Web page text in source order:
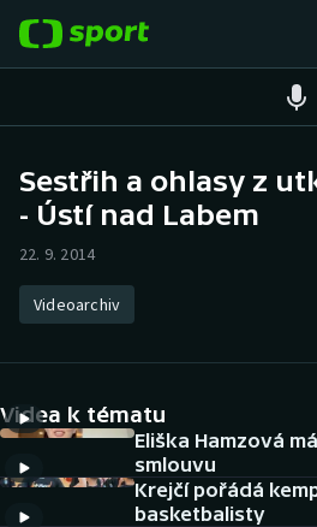
Hokej
Atletika
DALŠÍ SPORTY
Americký fotbal
NEPŘEHLÉDNĚTE
Sestřih a ohlasy z
- Ústí nad Labem
22. 9. 2014
Videoarchiv
Videa k tématu
Eliška Hamzová
smlouvu
Krejčí pořádá
basketbalisty